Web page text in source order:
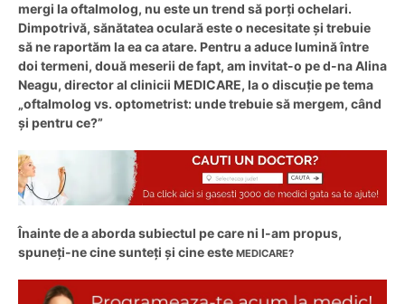
mergi la oftalmolog, nu este un trend să porți ochelari.
Dimpotrivă, sănătatea oculară este o necesitate și trebuie
să ne raportăm la ea ca atare. Pentru a aduce lumină între
doi termeni, două meserii de fapt, am invitat-o pe d-na Alina
Neagu, director al clinicii MEDICARE, la o discuție pe tema
„oftalmolog vs. optometrist: unde trebuie să mergem, când
și pentru ce?”
Înainte de a aborda subiectul pe care ni l-am propus,
spuneți-ne cine sunteți și cine este MEDICARE?